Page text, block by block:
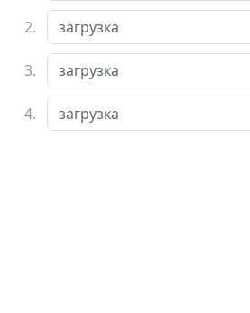
2.
3.
4.